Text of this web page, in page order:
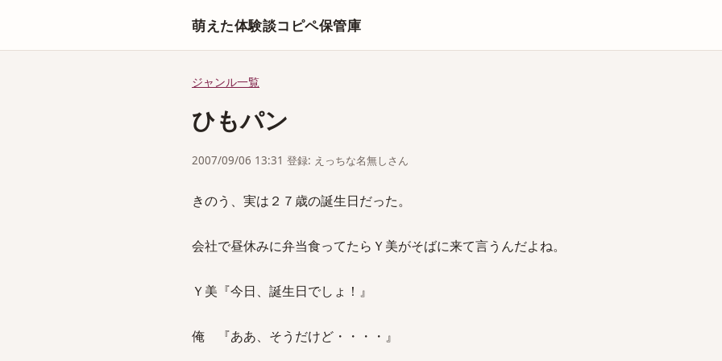
萌えた体験談コピペ保管庫
ジャンル一覧
ひもパン
2007/09/06 13:31 登録: えっちな名無しさん
きのう、実は２７歳の誕生日だった。
会社で昼休みに弁当食ってたらＹ美がそばに来て言うんだよね。
Ｙ美『今日、誕生日でしょ！』
俺 『ああ、そうだけど・・・・』